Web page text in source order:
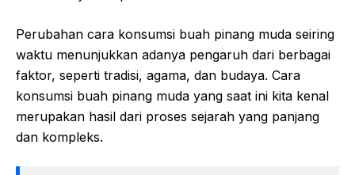
Perubahan cara konsumsi buah pinang muda seiring
waktu menunjukkan adanya pengaruh dari berbagai
faktor, seperti tradisi, agama, dan budaya. Cara
konsumsi buah pinang muda yang saat ini kita kenal
merupakan hasil dari proses sejarah yang panjang
dan kompleks.